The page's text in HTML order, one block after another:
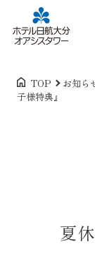
TOP お知ら
子様特典』
夏